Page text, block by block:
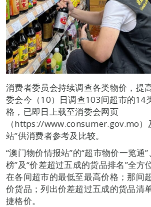
消费者委员会持续调查各类物价，提
委会今（10）日调查103间超市的14
格，已即日上载至消委会网页
（https://www.consumer.gov.mo）
站”供消费者参考及比较。
“澳门物价情报站”的“超市物价一览通
榜”及“价差超过五成的货品排名”全方
在各间超市的最低至最高价格；那间
价货品；列出价差超过五成的货品清
捷格价。